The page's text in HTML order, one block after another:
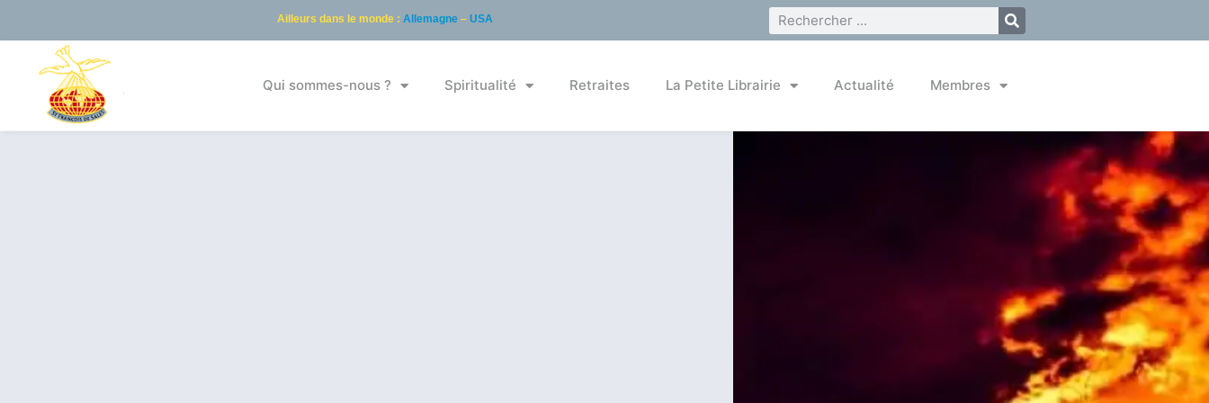
Ailleurs dans le monde : Allemagne– USA
Qui sommes-nous ? Spiritualité Retraites La Petite Librairie Actualité Membres